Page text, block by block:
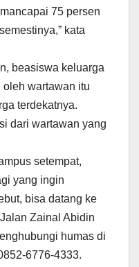
75 persen
kata
beasiswa keluarga
wartawan itu
terdekatnya.
dari wartawan yang
setempat,
yang ingin
bisa datang ke
Zainal Abidin
humas di
6776-4333.